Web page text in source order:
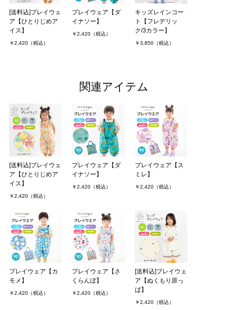
[送料込]プレイウェ
ア【ひとりじめア
イス】
￥2,420（税込）
プレイウェア【ダ
イナソー】
￥2,420（税込）
キッズレインコー
ト【フレデリッ
ク/3カラー】
￥3,850（税込）
関連アイテム
[送料込]プレイウェ
ア【ひとりじめア
イス】
￥2,420（税込）
プレイウェア【ダ
イナソー】
￥2,420（税込）
プレイウェア【ス
ミレ】
￥2,420（税込）
プレイウェア【カ
モメ】
￥2,420（税込）
プレイウェア【さ
くらんぼ】
￥2,420（税込）
[送料込]プレイウェ
ア【ぬくもり原っ
ぱ】
￥2,420（税込）